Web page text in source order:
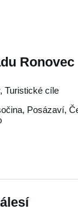
Ronovec
Turistické cíle
, Posázaví,